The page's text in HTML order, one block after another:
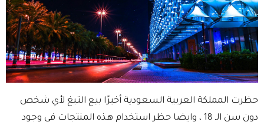
حظرت المملكة العربية السعودية أخيرًا بيع التبغ لأي شخص
دون سن الـ 18 ، وايضا حظر استخدام هذه المنتجات في وجود